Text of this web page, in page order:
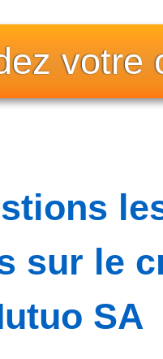
votre
sur le
SA